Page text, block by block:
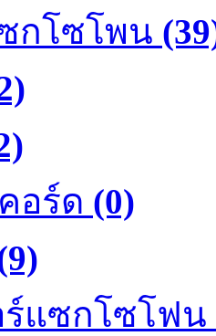
กโซโพน
อร์ด (0)
ร์แซกโซโฟน